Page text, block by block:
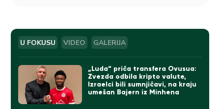
U FOKUSU VIDEO GALERIJA
„Luda“ priča transfera Ovusua:
Zvezda odbila kripto valute,
Izraelci bili sumnjičavi, na kraju
umešan Bajern iz Minhena